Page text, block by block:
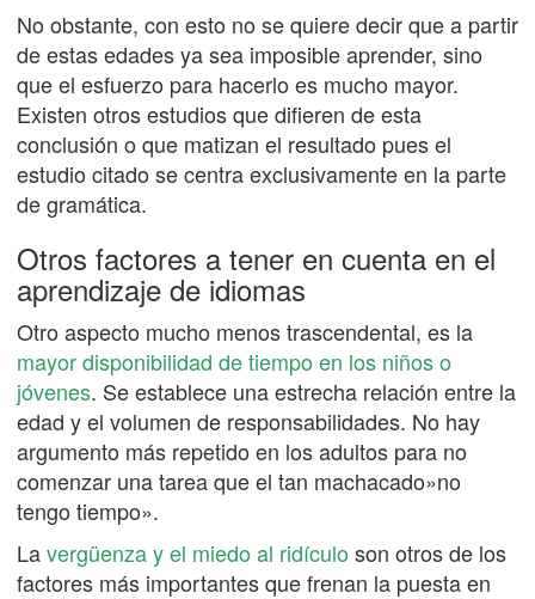
No obstante, con esto no se quiere decir que a partir
de estas edades ya sea imposible aprender, sino
que el esfuerzo para hacerlo es mucho mayor.
Existen otros estudios que difieren de esta
conclusión o que matizan el resultado pues el
estudio citado se centra exclusivamente en la parte
de gramática.
Otros factores a tener en cuenta en el
aprendizaje de idiomas
Otro aspecto mucho menos trascendental, es la
mayor disponibilidad de tiempo en los niños o
jóvenes. Se establece una estrecha relación entre la
edad y el volumen de responsabilidades. No hay
argumento más repetido en los adultos para no
comenzar una tarea que el tan machacado»no
tengo tiempo».
Lavergüenza y el miedo al ridículo son otros de los
factores más importantes que frenan la puesta en